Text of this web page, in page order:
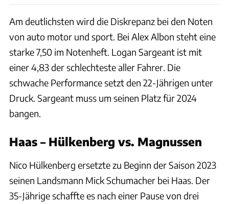
Am deutlichsten wird die Diskrepanz bei den Noten
von auto motor und sport. Bei Alex Albon steht eine
starke 7,50 im Notenheft. Logan Sargeant ist mit
einer 4,83 der schlechteste aller Fahrer. Die
schwache Performance setzt den 22-Jährigen unter
Druck. Sargeant muss um seinen Platz für 2024
bangen.
Haas – Hülkenberg vs. Magnussen
Nico Hülkenberg ersetzte zu Beginn der Saison 2023
seinen Landsmann Mick Schumacher bei Haas. Der
35-Jährige schaffte es nach einer Pause von drei